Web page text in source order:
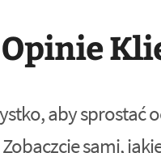
Opinie
aby sprostać
Zobaczcie sami,